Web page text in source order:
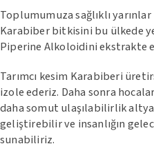
Toplumumuza sağlıklı
Karabiber bitkisini bu ülkede
Piperine Alkoloidini ekstrakte
Tarımcı kesim Karabiberi
izole ederiz. Daha sonra
daha somut ulaşılabilirlik
geliştirebilir ve insanlığın
sunabiliriz.